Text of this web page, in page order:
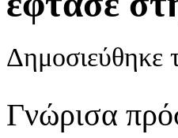
Δημοσιεύθηκε
Γνώρισα